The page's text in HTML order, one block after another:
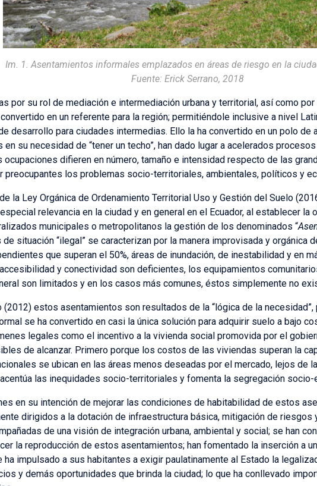
Im. 1. Asentamientos informales emplazados en áreas de riesgo en la
Fuente: Erick Serrano, 2018
por su rol de mediación e intermediación urbana y territorial, así como
en un referente para la región; permitiéndole inclusive a nivel
desarrollo para ciudades intermedias. Ello la ha convertido en un polo de
su necesidad de “tener un techo”, han dado lugar a acelerados
ocupaciones difieren en número, tamaño e intensidad respecto de las
preocupantes los problemas socio-territoriales, ambientales, políticos y
la Ley Orgánica de Ordenamiento Territorial Uso y Gestión del Suelo
relevancia en la ciudad y en general en el Ecuador, al establecer la
municipales o metropolitanos la gestión de los denominados “
de situación “ilegal” se caracterizan por la manera improvisada y orgánica
que superan el 50%, áreas de inundación, de inestabilidad y en
y conectividad son deficientes, los equipamientos
son limitados y en los casos más comunes, éstos simplemente no
(2012) estos asentamientos son resultados de la “lógica de la
se ha convertido en casi la única solución para adquirir suelo a bajo
legales como el incentivo a la vivienda social promovida por el
de alcanzar. Primero porque los costos de las viviendas superan la
se ubican en las áreas menos deseadas por el mercado, lejos de
las inequidades socio-territoriales y fomenta la segregación socio-
en su intención de mejorar las condiciones de habitabilidad de estos
dirigidos a la dotación de infraestructura básica, mitigación de riesgos
de una visión de integración urbana, ambiental y social; se han
la reproducción de estos asentamientos; han fomentado la inserción a
ha impulsado a sus habitantes a exigir paulatinamente al Estado la
y demás oportunidades que brinda la ciudad; lo que ha conllevado